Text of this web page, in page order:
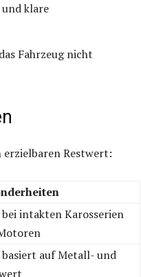
klare
Fahrzeug nicht
erzielbaren Restwert:
intakten Karosserien
basiert auf Metall- und